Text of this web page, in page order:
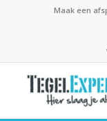
Maak een